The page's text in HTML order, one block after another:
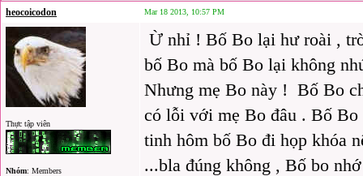
heocoicodon Mar 18 2013, 10:57 PM
Thực tập viên
Nhóm: Members
Ừ nhỉ ! Bố Bo lại hư roài ,
bố Bo mà bố Bo lại không
Nhưng mẹ Bo này ! Bố Bo
có lỗi với mẹ Bo đâu . Bố
tinh hôm bố Bo đi họp khóa
...bla đúng không , Bố bo